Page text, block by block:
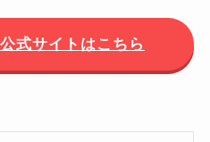
式サイトはこちら